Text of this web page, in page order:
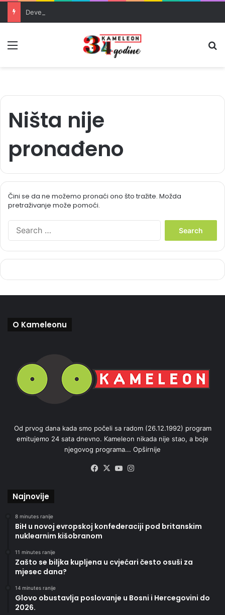
Ništa nije
pronađeno
Čini se da ne možemo pronaći ono što tražite. Možda
pretraživanje može pomoći.
h
O Kameleonu
Od prvog dana kada smo počeli sa radom (26.12.1992) program
emitujemo 24 sata dnevno. Kameleon nikada nije stao, a boje
njegovog programa... Opširnije
Facebook
X YouTube
Najnovije
8 minutes ranije
BiH u novoj evropskoj konfederaciji pod britanskim
nuklearnim kišobranom
11 minutes ranije
Zašto se biljka kupljena u cvjećari često osuši za
mjesec dana?
14 minutes ranije
Glovo obustavlja poslovanje u Bosni i Hercegovini do
2026.